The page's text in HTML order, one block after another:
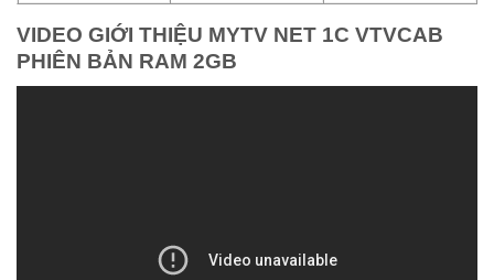
VIDEO GIỚI THIỆU MYTV NET 1C VTVCAB
PHIÊN BẢN RAM 2GB